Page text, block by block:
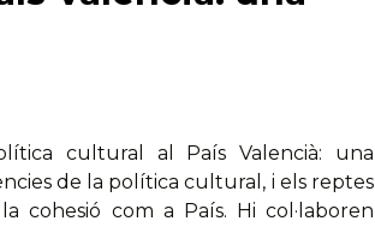
cultural al País Valencià: una
de la política cultural, i els reptes
cohesió com a País. Hi col·laboren